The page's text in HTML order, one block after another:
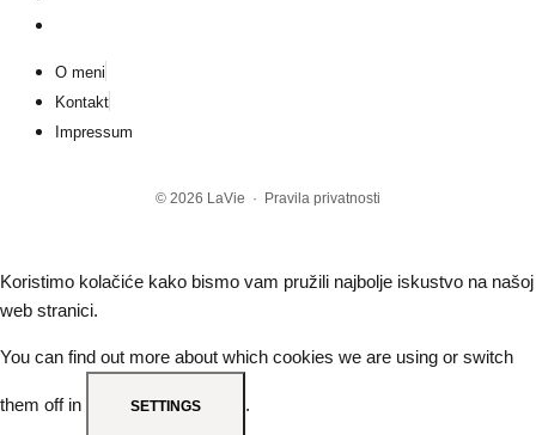
O meni
Kontakt
Impressum
© 2026 LaVie · Pravila privatnosti
Koristimo kolačiće kako bismo vam pružili najbolje iskustvo na našoj
web stranici.
You can find out more about which cookies we are using or switch
them off in SETTINGS .